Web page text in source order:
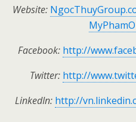
Website:
Facebook: http://
Twitter: http://
LinkedIn: http://